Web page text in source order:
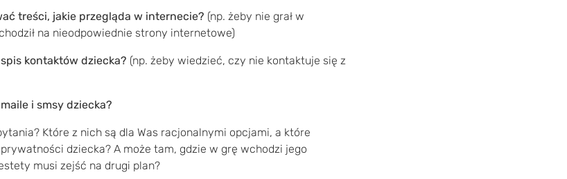
treści, jakie przegląda w internecie? (np. żeby nie grał w
na nieodpowiednie strony internetowe)
kontaktów dziecka? (np. żeby wiedzieć, czy nie kontaktuje się z
i smsy dziecka?
Które z nich są dla Was racjonalnymi opcjami, a które
dziecka? A może tam, gdzie w grę wchodzi jego
musi zejść na drugi plan?